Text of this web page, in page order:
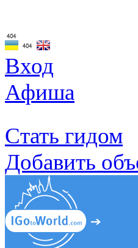
Вход
Афиша
Стать гидом
Добавить